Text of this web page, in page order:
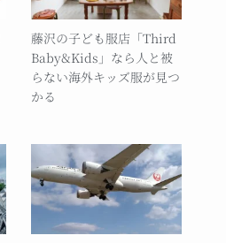
藤沢の子ども服店「Third
Baby&Kids」なら人と被
らない海外キッズ服が見つ
かる